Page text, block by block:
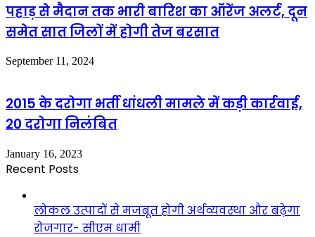
पहाड़ से मैदान तक भारी बारिश का ऑरेंज अलर्ट, दून
समेत सात जिलों में होगी तेज बरसात
September 11, 2024
2015 के दरोगा भर्ती धांधली मामले में कड़ी कार्रवाई,
20 दरोगा निलंबित
January 16, 2023
Recent Posts
लोकल उत्पादों से मजबूत होगी अर्थव्यवस्था और बढ़ेगा
रोजगार- सीएम धामी